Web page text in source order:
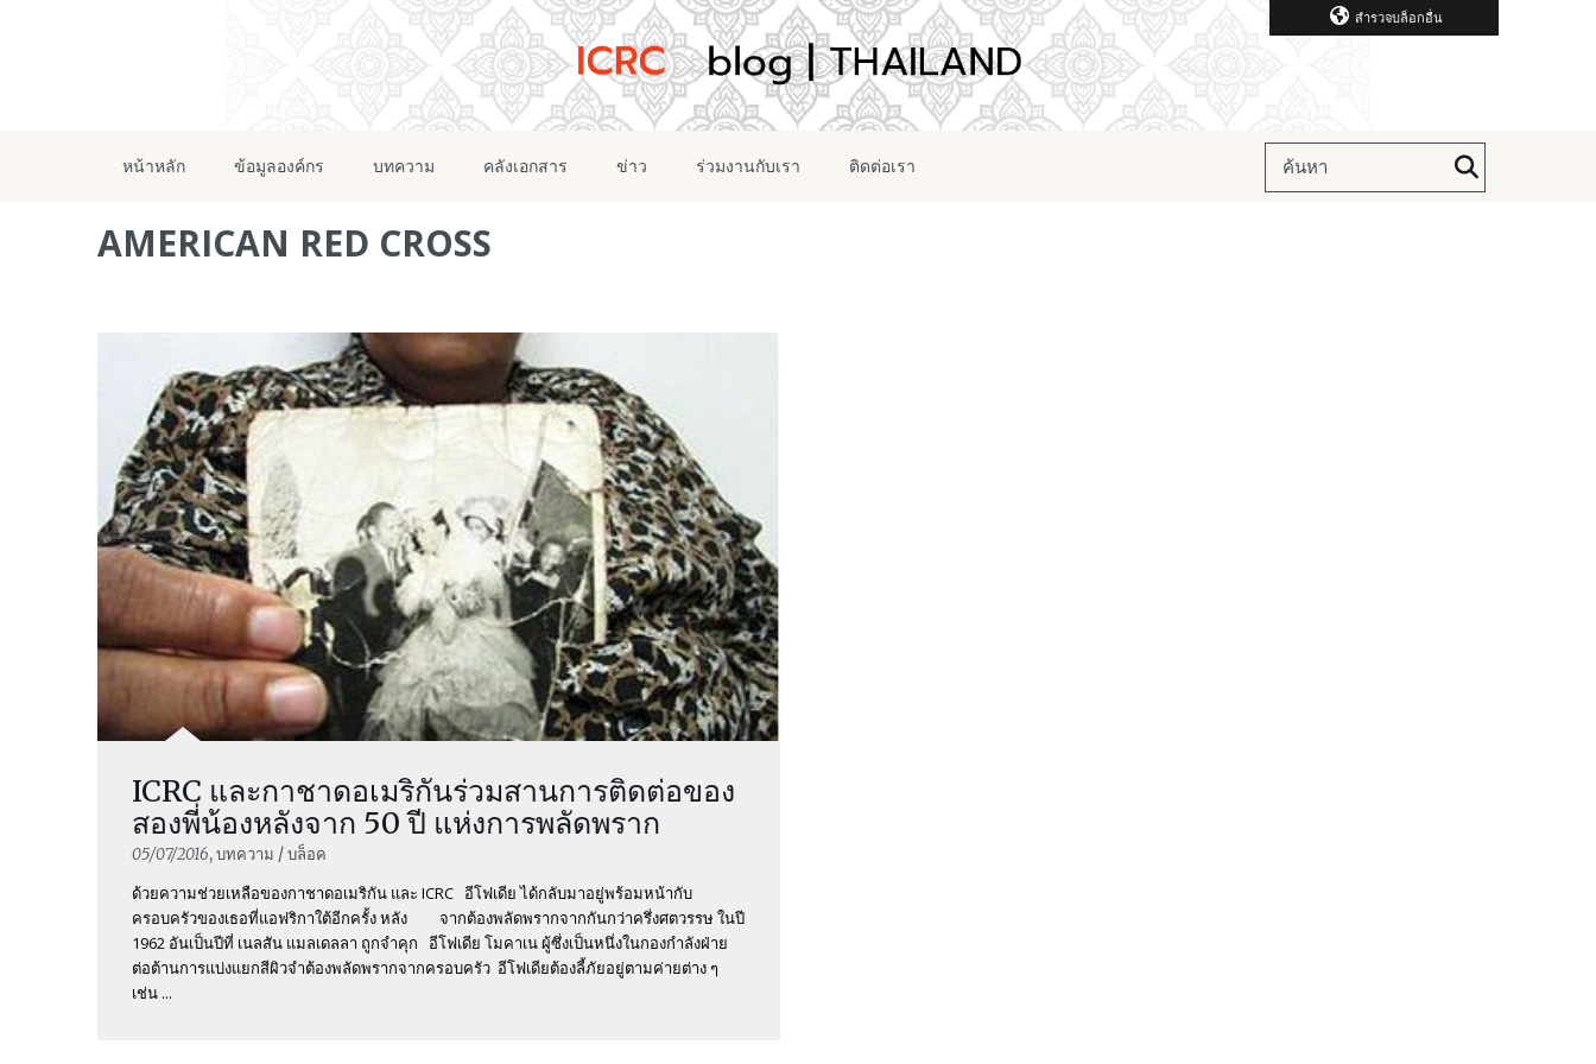
สำรวจบล็อกอื่น
หน้าหลัก ข้อมูลองค์กร บทความ คลังเอกสาร ข่าว ร่วมงานกับเรา ติดต่อเรา
AMERICAN RED CROSS
ICRC และกาชาดอเมริกันร่วมสานการติดต่อของ
สองพี่น้องหลังจาก 50 ปี แห่งการพลัดพราก
05/07/2016, บทความ / บล็อค
ด้วยความช่วยเหลือของกาชาดอเมริกัน และ ICRC อีโฟเดีย ได้กลับมาอยู่พร้อมหน้ากับ
ครอบครัวของเธอที่แอฟริกาใต้อีกครั้ง หลัง จากต้องพลัดพรากจากกันกว่าครึ่งศตวรรษ ในปี
1962 อันเป็นปีที่ เนลสัน แมลเดลลา ถูกจำคุก อีโฟเดีย โมคาเน ผู้ซึ่งเป็นหนึ่งในกองกำลังฝ่าย
ต่อต้านการแบ่งแยกสีผิวจำต้องพลัดพรากจากครอบครัว อีโฟเดียต้องลี้ภัยอยู่ตามค่ายต่าง ๆ
เช่น ...